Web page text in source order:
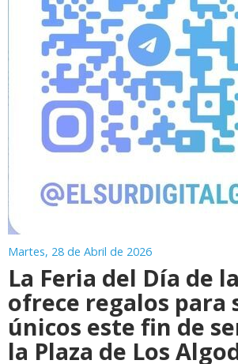
Martes, 28 de Abril de 2026
La Feria del Día de
ofrece regalos para
únicos este fin de
la Plaza de Los